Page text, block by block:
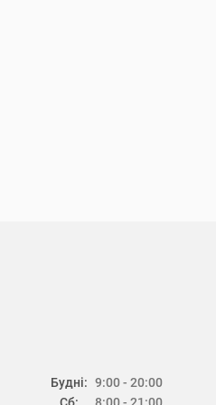
Будні: 9:00 - 20:00